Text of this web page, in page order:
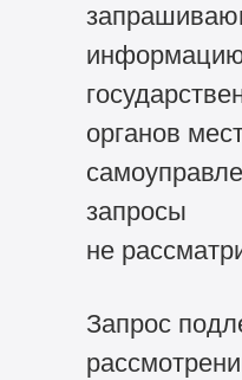
информацию
органов
запросы
не
Запрос